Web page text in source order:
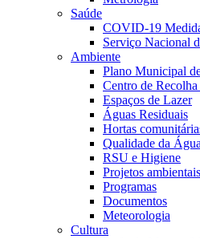
Saúde
COVID-19
Serviço Nacional
Ambiente
Plano Municipal
Centro de
Espaços de Lazer
Águas Residuais
Hortas
Qualidade da
RSU e Higiene
Projetos ambientais
Programas
Documentos
Meteorologia
Cultura